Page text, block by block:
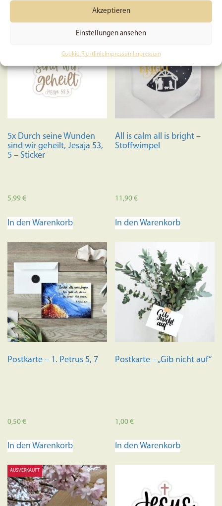
Akzeptieren
Einstellungen ansehen
Cookie-RichtlinieImpressum Impressum
5x Durch seine Wunden
sind wir geheilt, Jesaja 53,
5 – Sticker
5,99€
In den Warenkorb
All is calm all is bright –
Stoffwimpel
11,90€
In den Warenkorb
Postkarte – 1. Petrus 5, 7
0,50€
In den Warenkorb
Postkarte – „Gib nicht auf“
1,00€
In den Warenkorb
AUSVERKAUFT